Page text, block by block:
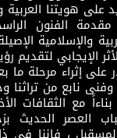
على هويتنا
الفنون
والإسلامية
الإيجابي لتقديم
نابع من تراثنا
بناءاً مع الثقافات
العصر الحديث